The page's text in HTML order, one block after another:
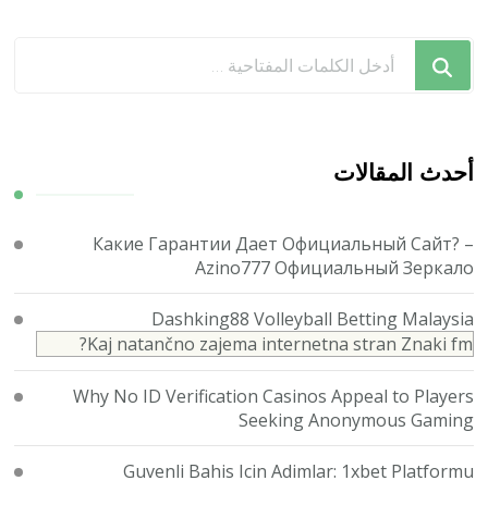
تبحث
ما؟
أحدث المقالات
Какие Гарантии Дает Официальный Сайт? –
Azino777 Официальный Зеркало
Dashking88 Volleyball Betting Malaysia
Kaj natančno zajema internetna stran Znaki fm?
Why No ID Verification Casinos Appeal to Players
Seeking Anonymous Gaming
Guvenli Bahis Icin Adimlar: 1xbet Platformu